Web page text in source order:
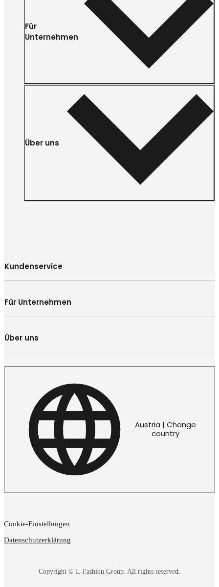
Für
Unternehmen
Über uns
Kundenservice
Für Unternehmen
Über uns
Austria | Change
country
Copyright © L-Fashion Group. All rights reserved.
Cookie-Einstellungen
Datenschutzerklärung